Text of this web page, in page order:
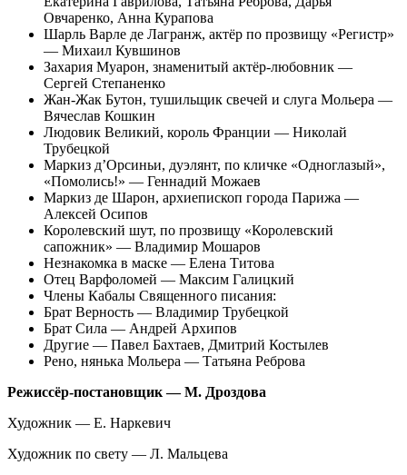
Овчаренко, Анна Курапова
Шарль Варле де Лагранж, актёр по прозвищу «Регистр»
— Михаил Кувшинов
Захария Муарон, знаменитый актёр-любовник —
Сергей Степаненко
Жан-Жак Бутон, тушильщик свечей и слуга Мольера —
Вячеслав Кошкин
Людовик Великий, король Франции — Николай
Трубецкой
Маркиз д’Орсиньи, дуэлянт, по кличке «Одноглазый»,
«Помолись!» — Геннадий Можаев
Маркиз де Шарон, архиепископ города Парижа —
Алексей Осипов
Королевский шут, по прозвищу «Королевский
сапожник» — Владимир Мошаров
Незнакомка в маске — Елена Титова
Отец Варфоломей — Максим Галицкий
Члены Кабалы Священного писания:
Брат Верность — Владимир Трубецкой
Брат Сила — Андрей Архипов
Другие — Павел Бахтаев, Дмитрий Костылев
Рено, нянька Мольера — Татьяна Реброва
Режиссёр-постановщик — М. Дроздова
Художник — Е. Наркевич
Художник по свету — Л. Мальцева